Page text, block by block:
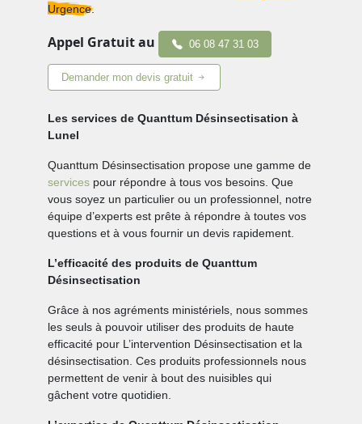
Urgence.
Appel Gratuit au 06 08 47 31 03
Demander mon devis gratuit
Les services de Quanttum Désinsectisation à
Lunel
Quanttum Désinsectisation propose une gamme de
services pour répondre à tous vos besoins. Que
vous soyez un particulier ou un professionnel, notre
équipe d’experts est prête à répondre à toutes vos
questions et à vous fournir un devis rapidement.
L’efficacité des produits de Quanttum
Désinsectisation
Grâce à nos agréments ministériels, nous sommes
les seuls à pouvoir utiliser des produits de haute
efficacité pour L’intervention Désinsectisation et la
désinsectisation. Ces produits professionnels nous
permettent de venir à bout des nuisibles qui
gâchent votre quotidien.